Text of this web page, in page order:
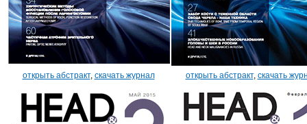
открыть абстракт, скачать журнал открыть абстракт, скачать